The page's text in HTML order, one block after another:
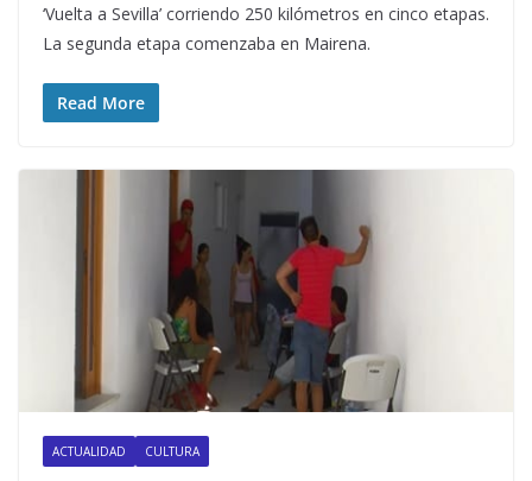
‘Vuelta a Sevilla’ corriendo 250 kilómetros en cinco etapas.
La segunda etapa comenzaba en Mairena.
Read More
ACTUALIDAD CULTURA